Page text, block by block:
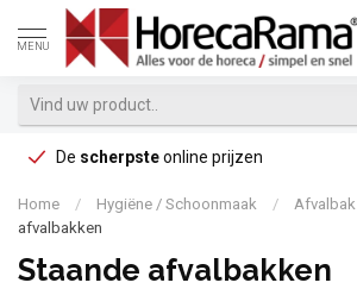
MENU
De scherpsteonline prijzen
Home / Hygiëne / Schoonmaak / Afvalbak
afvalbakken
Staande afvalbakken